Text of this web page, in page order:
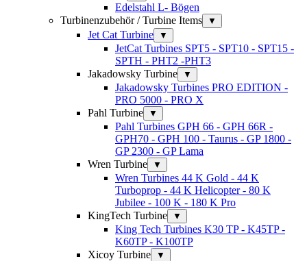
Edelstahl L- Bögen
Turbinenzubehör / Turbine Items
▼
Jet Cat Turbine ▼
JetCat Turbines SPT5 - SPT10 - SPT15 -
SPTH - PHT2 -PHT3
Jakadowsky Turbine
▼
Jakadowsky Turbines PRO EDITION -
PRO 5000 - PRO X
Pahl Turbine
▼
Pahl Turbines GPH 66 - GPH 66R -
GPH70 - GPH 100 - Taurus - GP 1800 -
GP 2300 - GP Lama
Wren Turbine
▼
Wren Turbines 44 K Gold - 44 K
Turboprop - 44 K Helicopter - 80 K
Jubilee - 100 K - 180 K Pro
KingTech Turbine
▼
King Tech Turbines K30 TP - K45TP -
K60TP - K100TP
Xicoy Turbine
▼